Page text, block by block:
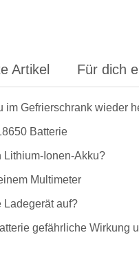
Artikel Für dich
im Gefrierschrank wieder
Batterie
Lithium-Ionen-Akku?
Multimeter
Ladegerät auf?
gefährliche Wirkung